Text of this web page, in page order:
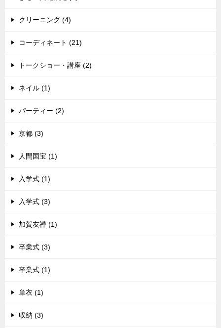
クリーニング (4)
コーディネート (21)
トークショー・講座 (2)
ネイル (1)
パーティー (2)
京都 (3)
人間国宝 (1)
入学式 (1)
入学式 (3)
加賀友禅 (1)
卒業式 (3)
卒業式 (1)
単衣 (1)
収納 (3)